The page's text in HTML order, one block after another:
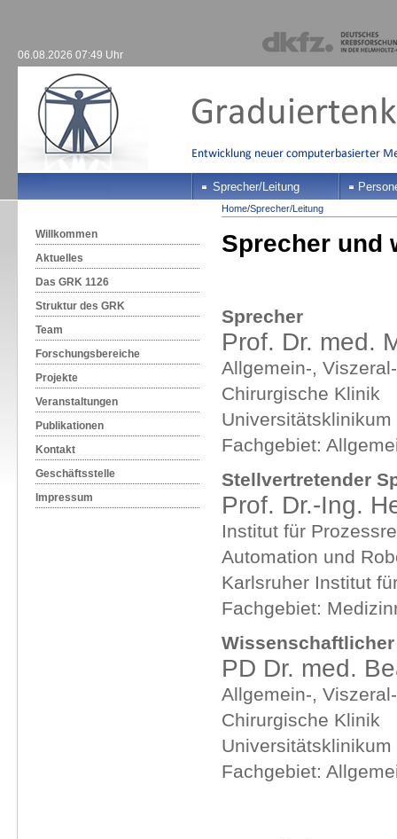
06.08.2026 07:49 Uhr
Sprecher/Leitung
Willkommen
Aktuelles
Das GRK 1126
Struktur des GRK
Team
Forschungsbereiche
Projekte
Veranstaltungen
Publikationen
Kontakt
Geschäftsstelle
Impressum
Home/Sprecher/Leitung
Sprecher und
Sprecher
Prof. Dr. med.
Allgemein-,
Chirurgische Klinik
Universitätsklinikum
Fachgebiet:
Stellvertretender
Prof. Dr.-Ing.
Institut für
Automation und
Karlsruher Institut
Fachgebiet:
PD Dr. med.
Allgemein-,
Chirurgische Klinik
Universitätsklinikum
Fachgebiet: